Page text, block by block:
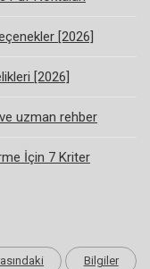
[2026]
[2026]
uzman rehber
İçin 7 Kriter
Bilgiler